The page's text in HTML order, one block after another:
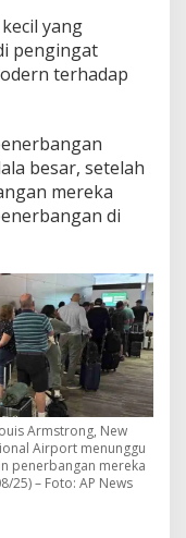
yang
pengingat
terhadap
besar, setelah
mereka
di
Armstrong, New
Airport menunggu
penerbangan mereka
25) – Foto: AP News